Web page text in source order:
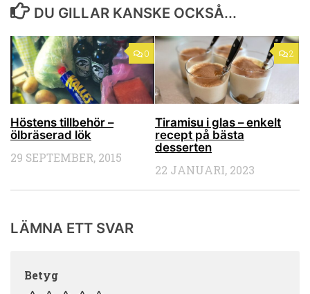
DU GILLAR KANSKE OCKSÅ...
0
Höstens tillbehör –
ölbräserad lök
29 SEPTEMBER, 2015
2
Tiramisu i glas – enkelt
recept på bästa
desserten
22 JANUARI, 2023
LÄMNA ETT SVAR
Betyg